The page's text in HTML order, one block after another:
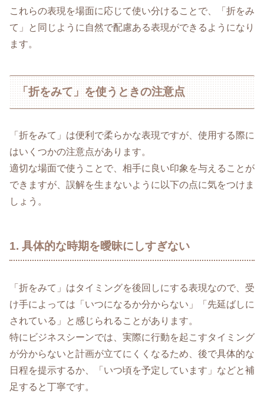
これらの表現を場面に応じて使い分けることで、「折をみ
て」と同じように自然で配慮ある表現ができるようになり
ます。
「折をみて」を使うときの注意点
「折をみて」は便利で柔らかな表現ですが、使用する際に
はいくつかの注意点があります。
適切な場面で使うことで、相手に良い印象を与えることが
できますが、誤解を生まないように以下の点に気をつけま
しょう。
1. 具体的な時期を曖昧にしすぎない
「折をみて」はタイミングを後回しにする表現なので、受
け手によっては「いつになるか分からない」「先延ばしに
されている」と感じられることがあります。
特にビジネスシーンでは、実際に行動を起こすタイミング
が分からないと計画が立てにくくなるため、後で具体的な
日程を提示するか、「いつ頃を予定しています」などと補
足すると丁寧です。